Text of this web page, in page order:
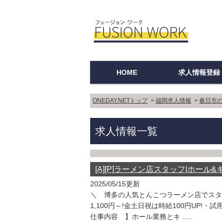
HOME 求人情報登録
登録企業ログイ
新規登録
登録方法
ご利用上の注意
Q＆A
ONEDAY.NETトップ > 福岡求人情報 > 春日市
求人情報一覧
[A][P]ラーメン店スタッフ|ホール&
2025/05/15更新
＼ 博多の人気とんこつラーメン店でス
1,100円～!金土日祝は時給100円UP!・試
仕事内容 】ホール業務とキ .....